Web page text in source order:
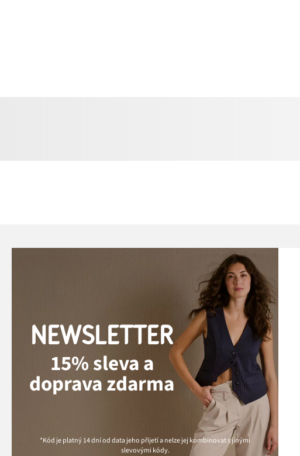
NEWSLETTER
15% sleva a
doprava zdarma
*Kód je platný 14 dní od data jeho přijetí a nelze jej kombinovat s jinými
slevovými kódy.